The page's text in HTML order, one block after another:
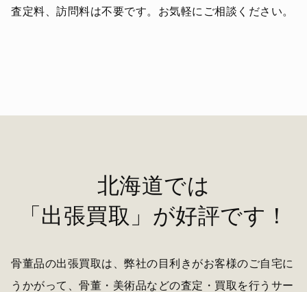
査定料、訪問料は不要です。お気軽にご相談ください。
北海道では
「出張買取」が好評です！
骨董品の出張買取は、弊社の目利きがお客様のご自宅に
うかがって、骨董・美術品などの査定・買取を行うサー